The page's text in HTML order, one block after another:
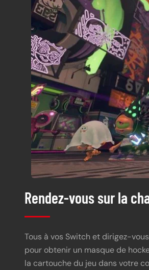
Rendez-vous sur la
Tous à vos Switch et dirigez-
pour obtenir un masque de
la cartouche du jeu dans votre